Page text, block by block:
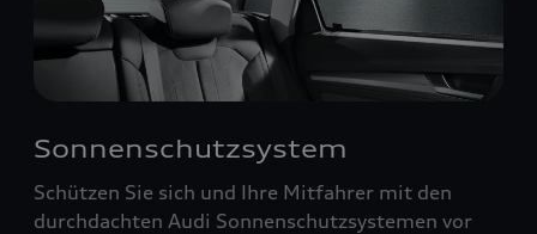
Sonnenschutzsystem
Schützen Sie sich und Ihre Mitfahrer mit den
durchdachten Audi Sonnenschutzsystemen vor